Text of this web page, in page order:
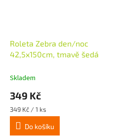
Roleta Zebra den/noc
42,5x150cm, tmavě šedá
Skladem
349 Kč
Měrná
cena:
349 Kč / 1 ks
Do košíku